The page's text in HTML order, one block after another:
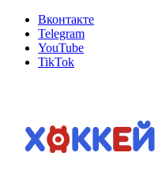
Вконтакте
Telegram
YouTube
TikTok